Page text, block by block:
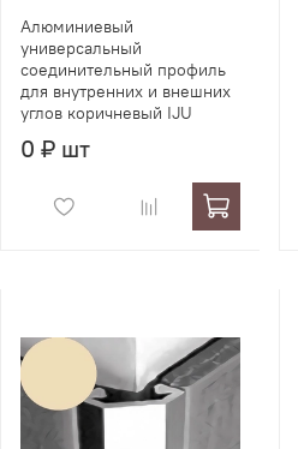
Алюминиевый
универсальный
соединительный профиль
для внутренних и внешних
углов коричневый IJU
0 ₽ шт